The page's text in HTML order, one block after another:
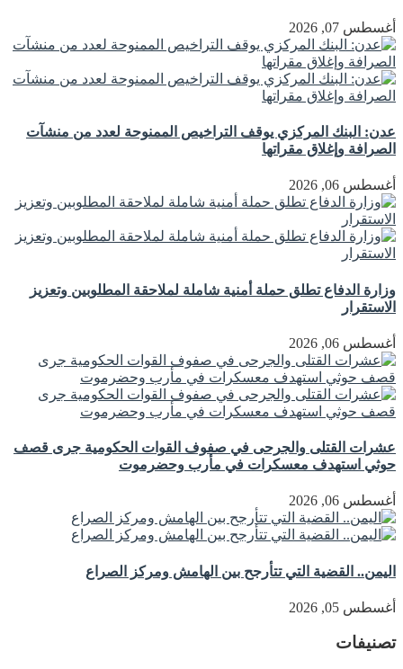
أغسطس 07, 2026
عدن: البنك المركزي يوقف التراخيص الممنوحة لعدد من منشآت
الصرافة وإغلاق مقراتها
أغسطس 06, 2026
وزارة الدفاع تطلق حملة أمنية شاملة لملاحقة المطلوبين وتعزيز
الاستقرار
أغسطس 06, 2026
عشرات القتلى والجرحى في صفوف القوات الحكومية جرى قصف
حوثي استهدف معسكرات في مأرب وحضرموت
أغسطس 06, 2026
اليمن.. القضية التي تتأرجح بين الهامش ومركز الصراع
أغسطس 05, 2026
تصنيفات